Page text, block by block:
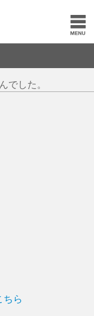
でした。
ちら